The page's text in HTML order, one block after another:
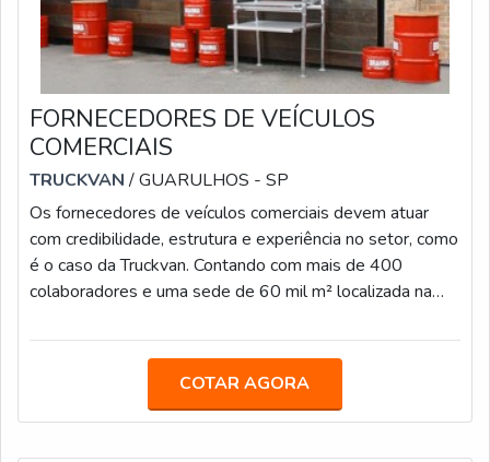
FORNECEDORES DE VEÍCULOS
COMERCIAIS
TRUCKVAN/ GUARULHOS - SP
Os fornecedores de veículos comerciais devem atuar
com credibilidade, estrutura e experiência no setor, como
é o caso da Truckvan. Contando com mais de 400
colaboradores e uma sede de 60 mil m² localizada na
Guarulhos (SP), a empresa desenvolve soluções para
DIVERSAS FUNÇÕESA Truckvan já desenvolveu
projetos itinerantes para grandes marcas, como
COTAR AGORA